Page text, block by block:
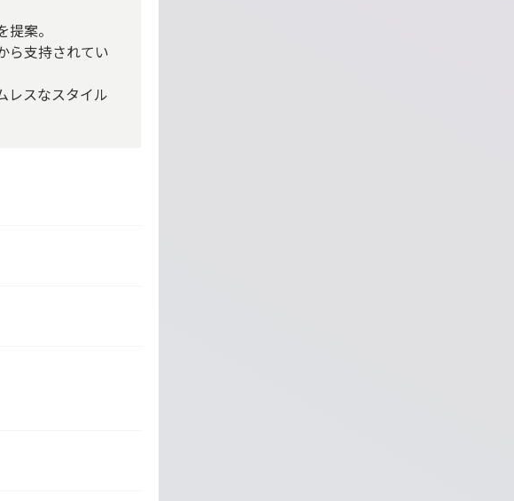
案。
ら支持されてい
レスなスタイル